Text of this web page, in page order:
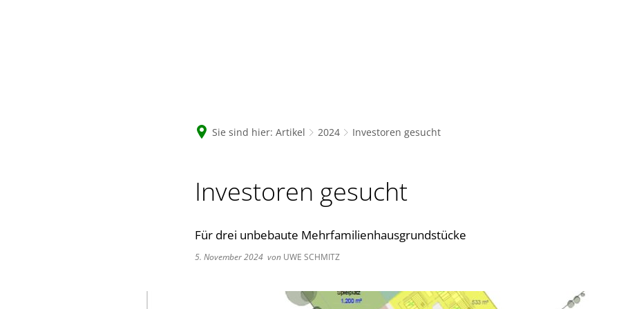
Sie sind hier: Artikel 2024 Investoren gesucht
Investoren gesucht
Für drei unbebaute Mehrfamilienhausgrundstücke
5. November 2024 von UWE SCHMITZ